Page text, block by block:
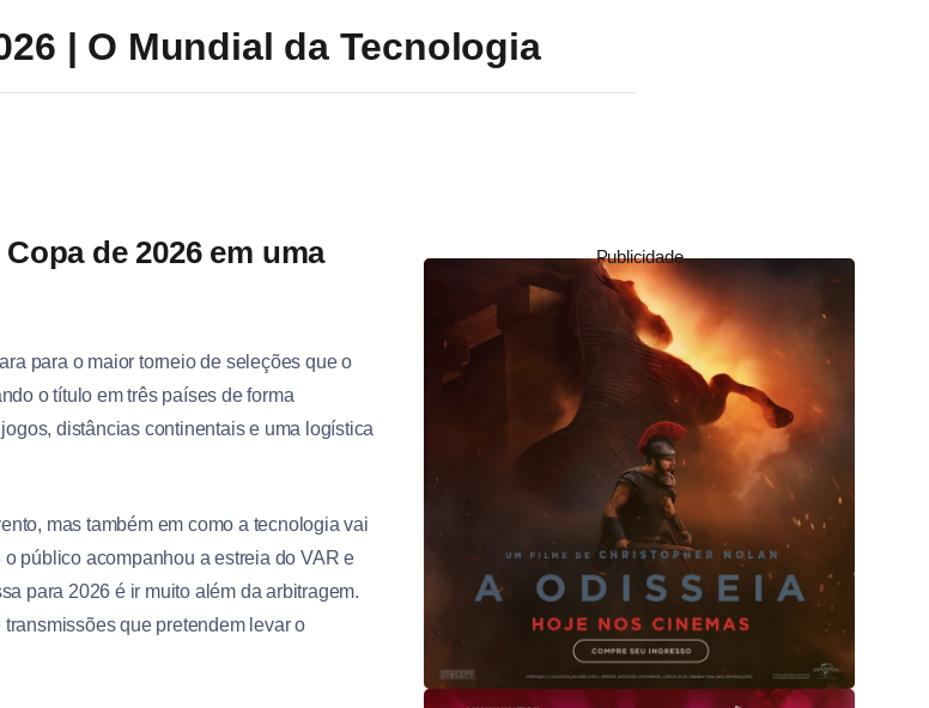
| O Mundial da Tecnologia
de 2026 em uma
para o maior torneio de seleções que o
o título em três países de forma
distâncias continentais e uma logística
mas também em como a tecnologia vai
público acompanhou a estreia do VAR e
para 2026 é ir muito além da arbitragem.
que pretendem levar o
Publicidade